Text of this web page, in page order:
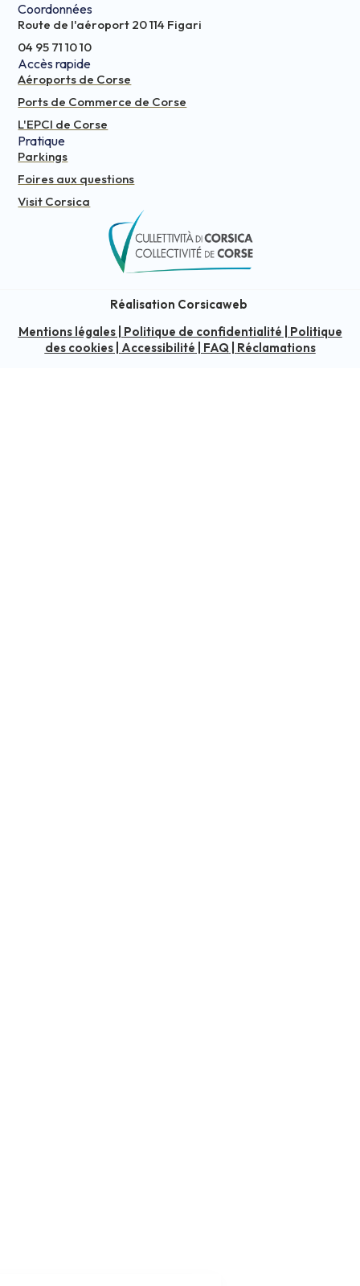
Coordonnées
Route de l'aéroport 20 114 Figari
04 95 71 10 10
Accès rapide
Aéroports de Corse
Ports de Commerce de Corse
L'EPCI de Corse
Pratique
Parkings
Foires aux questions
Visit Corsica
Réalisation Corsicaweb
Mentions légales| Politique de confidentialité
Politique
des cookies| Accessibilité FAQ| Réclamations